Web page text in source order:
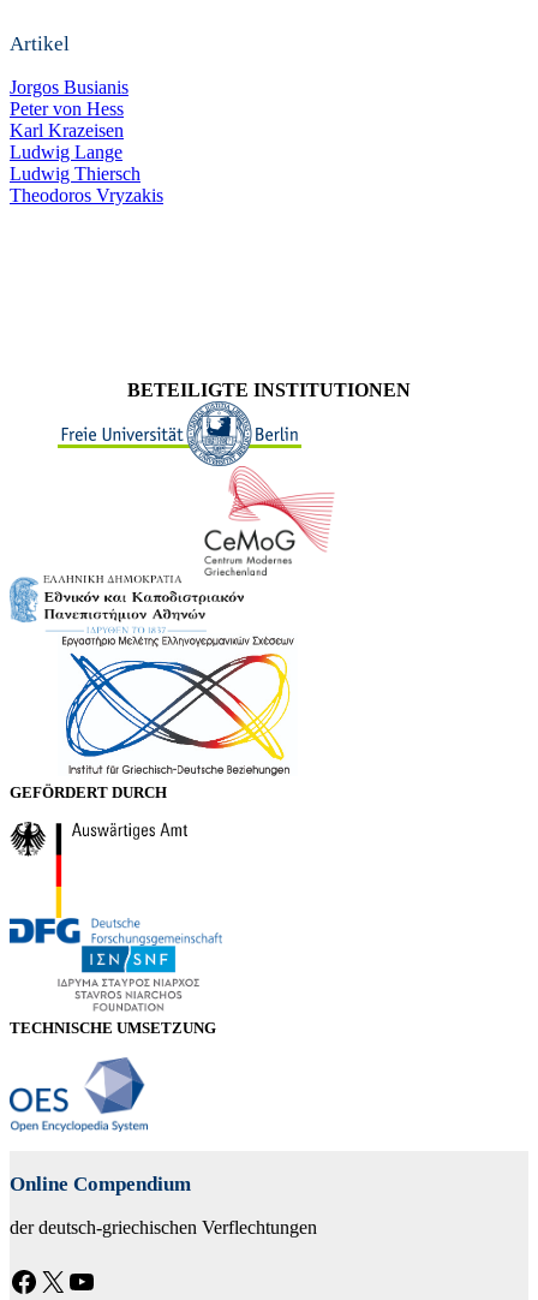
Artikel
Jorgos Busianis
Peter von Hess
Karl Krazeisen
Ludwig Lange
Ludwig Thiersch
Theodoros Vryzakis
BETEILIGTE INSTITUTIONEN
GEFÖRDERT DURCH
TECHNISCHE UMSETZUNG
Online Compendium
der deutsch-griechischen Verflechtungen
Facebook X YouTube